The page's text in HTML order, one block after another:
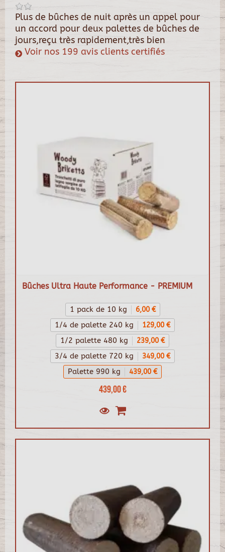
Plus de bûches de nuit après un appel pour
un accord pour deux palettes de bûches de
jours,reçu très rapidement,très bien
Voir nos 199 avis clients certifiés
Bûches Ultra Haute Performance - PREMIUM
439,00 €
1 pack de 10 kg 6,00 €
1/4 de palette 240 kg 129,00 €
1/2 palette 480 kg 239,00 €
3/4 de palette 720 kg 349,00 €
Palette 990 kg 439,00 €